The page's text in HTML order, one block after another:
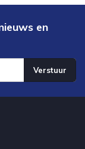
en
Verstuur